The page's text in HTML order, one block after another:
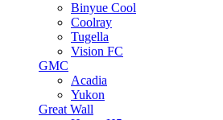
Binyue Cool
Coolray
Tugella
Vision FC
GMC
Acadia
Yukon
Great Wall